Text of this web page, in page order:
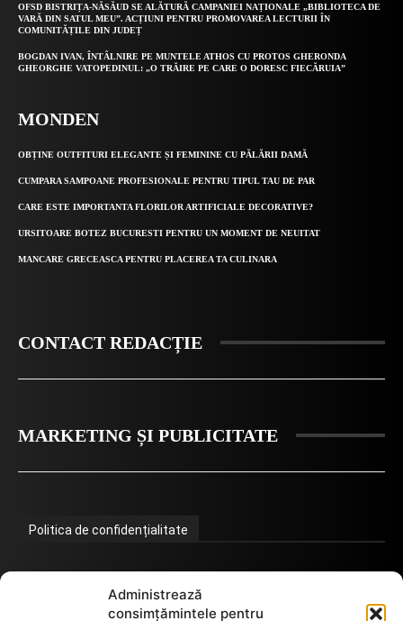
Administrează
consimțămintele pentru
OFSD BISTRIȚA-NĂSĂUD SE ALĂTURĂ CAMPANIEI NAȚIONALE „BIBLIOTECA DE
VARĂ DIN SATUL MEU”. ACȚIUNI PENTRU PROMOVAREA LECTURII ÎN
COMUNITĂȚILE DIN JUDEȚ
BOGDAN IVAN, ÎNTÂLNIRE PE MUNTELE ATHOS CU PROTOS GHERONDA
GHEORGHE VATOPEDINUL: „O TRĂIRE PE CARE O DORESC FIECĂRUIA”
MONDEN
OBȚINE OUTFITURI ELEGANTE ȘI FEMININE CU PĂLĂRII DAMĂ
CUMPARA SAMPOANE PROFESIONALE PENTRU TIPUL TAU DE PAR
CARE ESTE IMPORTANTA FLORILOR ARTIFICIALE DECORATIVE?
URSITOARE BOTEZ BUCURESTI PENTRU UN MOMENT DE NEUITAT
MANCARE GRECEASCA PENTRU PLACEREA TA CULINARA
CONTACT REDACȚIE
MARKETING ȘI PUBLICITATE
Politica de confidențialitate
Termeni de utilizare